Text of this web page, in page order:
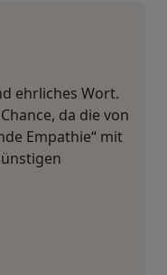
ehrliches Wort.
da die von
Empathie“ mit